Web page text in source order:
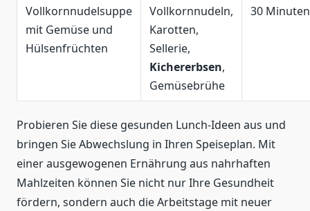
Vollkornnudelsuppe
mit Gemüse und
Hülsenfrüchten
Vollkornnudeln,
Karotten,
Sellerie,
Kichererbsen,
Gemüsebrühe
30 Minuten
Probieren Sie diese gesunden Lunch-Ideen aus und
bringen Sie Abwechslung in Ihren Speiseplan. Mit
einer ausgewogenen Ernährung aus nahrhaften
Mahlzeiten können Sie nicht nur Ihre Gesundheit
fördern, sondern auch die Arbeitstage mit neuer